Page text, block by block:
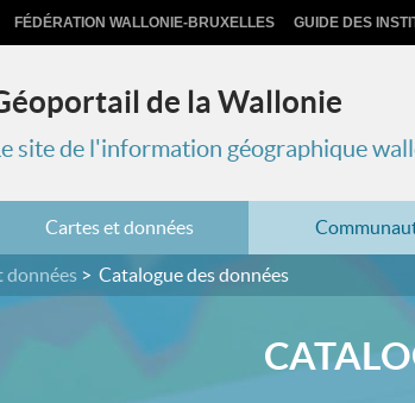
FÉDÉRATION WALLONIE-BRUXELLES GUIDE DES
de la Wallonie
Le site de l'information géographique
Cartes et données
données Catalogue des données